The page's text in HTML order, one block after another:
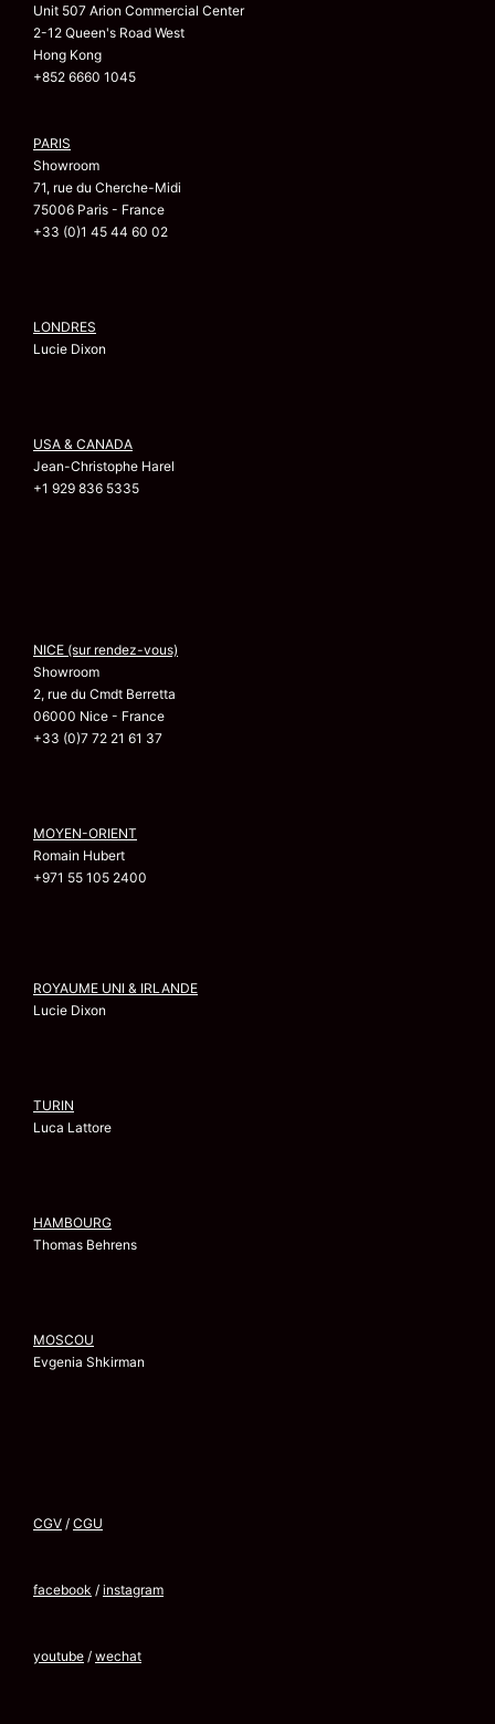
Unit 507 Arion Commercial Center
2-12 Queen's Road West
Hong Kong
+852 6660 1045
PARIS
Showroom
71, rue du Cherche-Midi
75006 Paris - France
+33 (0)1 45 44 60 02
LONDRES
Lucie Dixon
USA & CANADA
Jean-Christophe Harel
+1 929 836 5335
NICE (sur rendez-vous)
Showroom
2, rue du Cmdt Berretta
06000 Nice - France
+33 (0)7 72 21 61 37
MOYEN-ORIENT
Romain Hubert
+971 55 105 2400
ROYAUME UNI & IRLANDE
Lucie Dixon
TURIN
Luca Lattore
HAMBOURG
Thomas Behrens
MOSCOU
Evgenia Shkirman
CGV / CGU
facebook / instagram
youtube / wechat